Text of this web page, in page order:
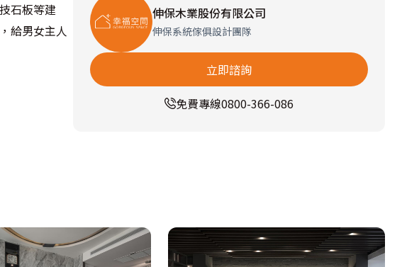
石板等建
給男女主人
伸保木業股份有限公司
伸保系統傢俱設計團隊
立即諮詢
免費專線0800-366-086